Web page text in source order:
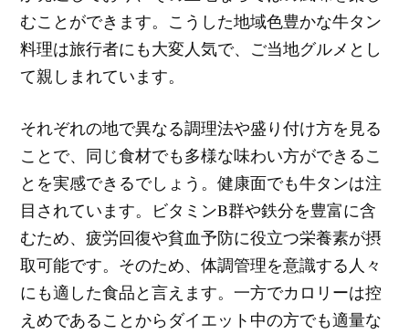
むことができます。こうした地域色豊かな牛タン
料理は旅行者にも大変人気で、ご当地グルメとし
て親しまれています。
それぞれの地で異なる調理法や盛り付け方を見る
ことで、同じ食材でも多様な味わい方ができるこ
とを実感できるでしょう。健康面でも牛タンは注
目されています。ビタミンB群や鉄分を豊富に含
むため、疲労回復や貧血予防に役立つ栄養素が摂
取可能です。そのため、体調管理を意識する人々
にも適した食品と言えます。一方でカロリーは控
えめであることからダイエット中の方でも適量な